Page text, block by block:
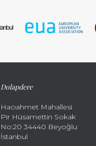
Dolapdere
Hacıahmet Mahallesi
Pir Hüsamettin Sokak
No:20 34440 Beyoğlu
İstanbul